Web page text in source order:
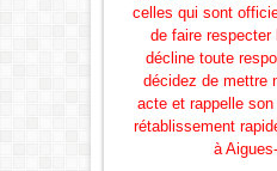
celles qui sont
de faire respecter
décline toute
décidez de mettre
acte et rappelle
rétablissement
à